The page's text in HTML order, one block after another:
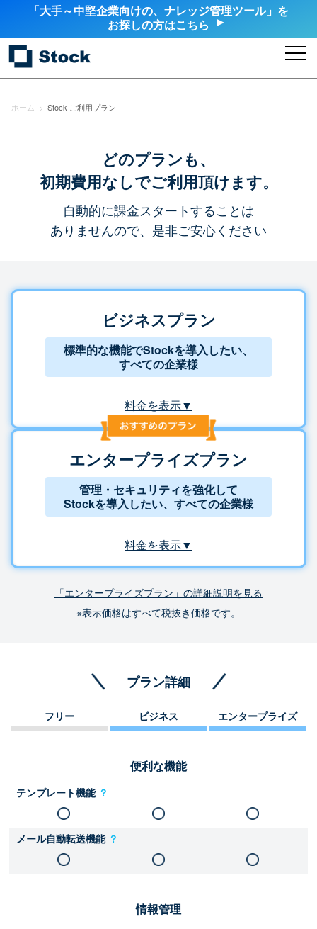
「大手～中堅企業向けの、ナレッジ管理ツール」を
お探しの方はこちら
ホーム > Stock ご利用プラン
どのプランも、
初期費用なしでご利用頂けます。
自動的に課金スタートすることは
ありませんので、是非ご安心ください
ビジネスプラン
標準的な機能でStockを導入したい、
すべての企業様
料金を表示▼
エンタープライズプラン
管理・セキュリティを強化して
Stockを導入したい、すべての企業様
料金を表示▼
「エンタープライズプラン」の詳細説明を見る
※表示価格はすべて税抜き価格です。
プラン詳細
フリー ビジネス エンタープライズ
便利な機能
テンプレート機能 ？
メール自動転送機能 ？
情報管理